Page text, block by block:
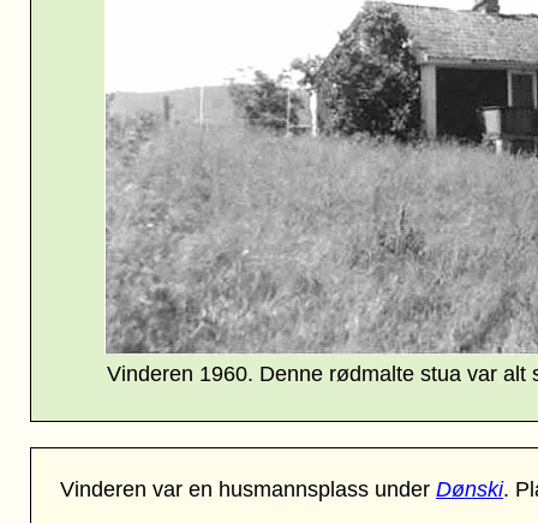
Vinderen var en husmannsplass under Dønski.
Vinderen 1960. Denne rødmalte stua var alt